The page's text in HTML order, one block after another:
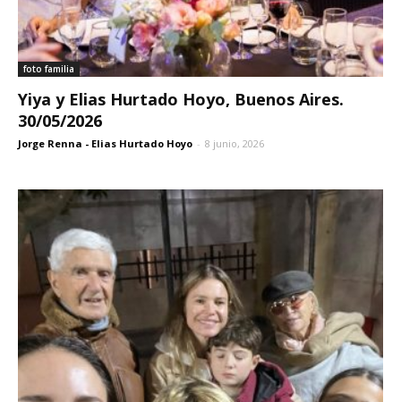
foto familia
Yiya y Elias Hurtado Hoyo, Buenos Aires.
30/05/2026
Jorge Renna - Elias Hurtado Hoyo - 8 junio, 2026